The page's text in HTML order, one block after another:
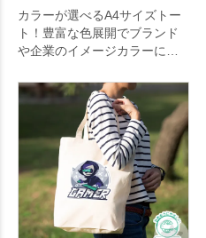
カラーが選べるA4サイズトー
ト！豊富な色展開でブランド
や企業のイメージカラーにあ
ます。ほどよい厚みのあるコ
ットン生地のA4サイズトート
バッグで、マチも広く肩かけ
利用も可能なので、エコバッ
グとしてもおすすめです。名
入れ範囲が広く取れるシンプ
ルなデザインのため、物販や
企業用ノベルティ、個人利用
まで幅広い用途でご好評をい